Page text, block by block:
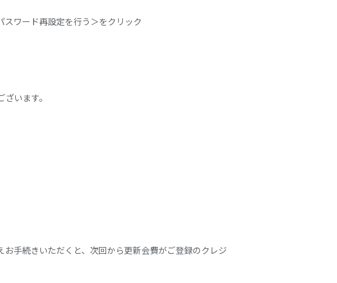
ワード再設定を行う＞をクリック
います。
手続きいただくと、次回から更新会費がご登録のクレジ